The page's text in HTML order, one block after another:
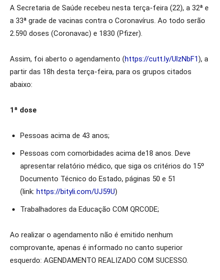
A Secretaria de Saúde recebeu nesta terça-feira (22), a 32ª e
a 33ª grade de vacinas contra o Coronavírus. Ao todo serão
2.590 doses (Coronavac) e 1830 (Pfizer).
Assim, foi aberto o agendamento (https://cutt.ly/UlzNbF1), a
partir das 18h desta terça-feira, para os grupos citados
abaixo:
1ª dose
Pessoas acima de 43 anos;
Pessoas com comorbidades acima de18 anos. Deve
apresentar relatório médico, que siga os critérios do 15º
Documento Técnico do Estado, páginas 50 e 51
(link: https://bityli.com/UJ59U)
Trabalhadores da Educação COM QRCODE;
Ao realizar o agendamento não é emitido nenhum
comprovante, apenas é informado no canto superior
esquerdo: AGENDAMENTO REALIZADO COM SUCESSO.